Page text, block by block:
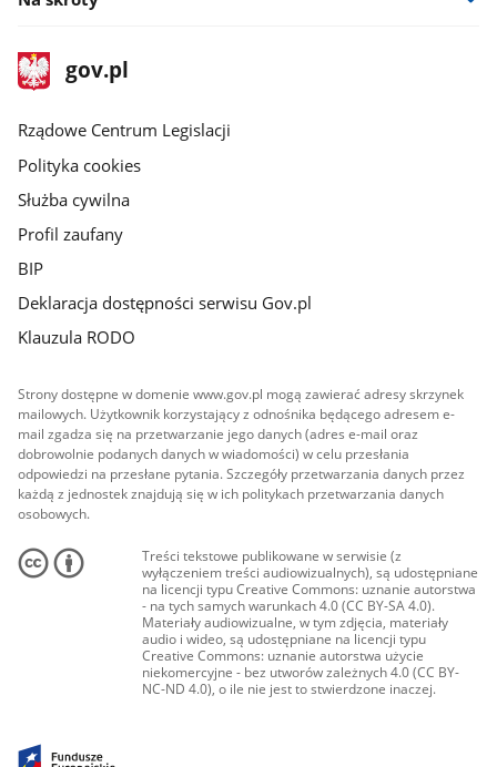
stopka
gov.plStrona
gov.pl
Rządowe Centrum Legislacji
Polityka cookies
Służba cywilna
Profil zaufany
BIP
Deklaracja dostępności serwisu Gov.pl
Klauzula RODO
Strony dostępne w domenie www.gov.pl mogą zawierać adresy skrzynek
mailowych. Użytkownik korzystający z odnośnika będącego adresem e-
mail zgadza się na przetwarzanie jego danych (adres e-mail oraz
dobrowolnie podanych danych w wiadomości) w celu przesłania
odpowiedzi na przesłane pytania. Szczegóły przetwarzania danych przez
każdą z jednostek znajdują się w ich politykach przetwarzania danych
osobowych.
Treści tekstowe publikowane w serwisie (z
wyłączeniem treści audiowizualnych), są udostępniane
na licencji typu Creative Commons: uznanie autorstwa
- na tych samych warunkach 4.0 (CC BY-SA 4.0).
Materiały audiowizualne, w tym zdjęcia, materiały
audio i wideo, są udostępniane na licencji typu
Creative Commons: uznanie autorstwa użycie
niekomercyjne - bez utworów zależnych 4.0 (CC BY-
NC-ND 4.0), o ile nie jest to stwierdzone inaczej.